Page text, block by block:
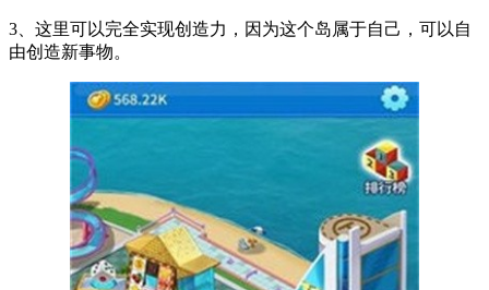
3、这里可以完全实现创造力，因为这个岛属于自己，可以自
由创造新事物。